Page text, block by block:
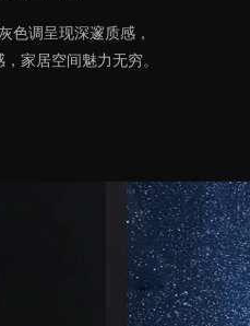
色调呈现深邃质感，
家居空间魅力无穷。